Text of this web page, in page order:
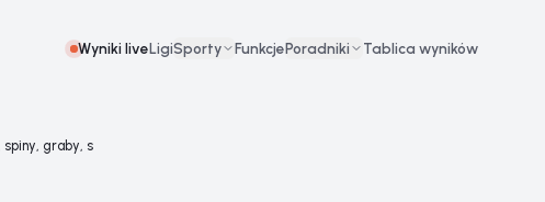
Wyniki liveLigiSporty FunkcjePoradniki Tablica wyników
graby, s